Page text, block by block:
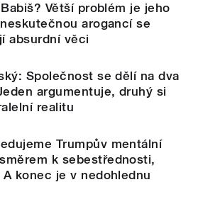
Větší problém je jeho
arogancí se
absurdní věci
Společnost se dělí na dva
argumentuje, druhý si
realitu
Trumpův mentální
k sebestřednosti,
konec je v nedohlednu